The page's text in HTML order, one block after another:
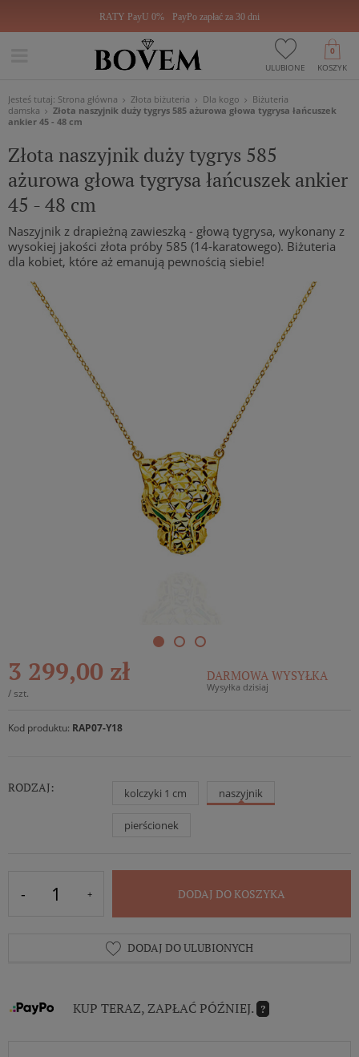
RATY PayU 0% PayPo zapłać za 30 dni
ULUBIONE KOSZYK
0
Jesteś tutaj: Strona główna Złota biżuteria Dla kogo
Biżuteria
damska
Złota naszyjnik duży tygrys 585 ażurowa głowa tygrysa łańcuszek
ankier 45 - 48 cm
Złota naszyjnik duży tygrys 585
ażurowa głowa tygrysa łańcuszek ankier
45 - 48 cm
Naszyjnik z drapieżną zawieszką - głową tygrysa, wykonany z
wysokiej jakości złota próby 585 (14-karatowego). Biżuteria
dla kobiet, które aż emanują pewnością siebie!
3 299,00 zł
/ szt.
DARMOWA WYSYŁKA
Wysyłka dzisiaj
Kod produktu: RAP07-Y18
RODZAJ: kolczyki 1 cm naszyjnik
pierścionek
DODAJ DO KOSZYKA
DODAJ DO ULUBIONYCH
KUP TERAZ, ZAPŁAĆ PÓŹNIEJ. ?